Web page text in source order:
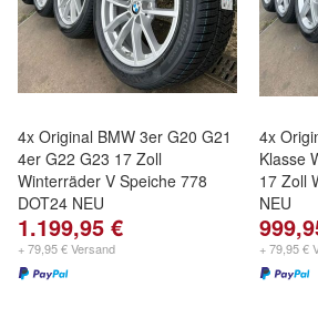
4x Original BMW 3er G20 G21
4er G22 G23 17 Zoll
Winterräder V Speiche 778
DOT24 NEU
1.199,95 €
+ 79,95 € Versand
4x
Klasse
17 Zoll
NEU
+ 79,95 €